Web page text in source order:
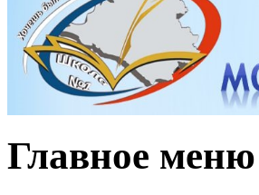
Главное меню